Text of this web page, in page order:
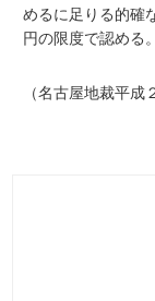
めるに足りる的確
円の限度で認める。
（名古屋地裁平成